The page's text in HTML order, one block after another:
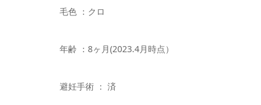
毛色 ：クロ
年齢 ：8ヶ月(2023.4月時点）
避妊手術 ： 済